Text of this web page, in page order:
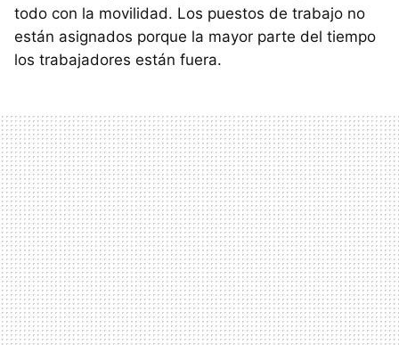
todo con la movilidad. Los puestos de trabajo no
están asignados porque la mayor parte del tiempo
los trabajadores están fuera.